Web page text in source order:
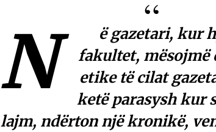
N
ë gazetari, kur
fakultet, mësojmë
etike të cilat
ketë parasysh kur
lajm, ndërton një kronikë,